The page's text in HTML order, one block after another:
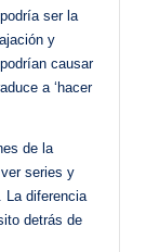
ser la
y
causar
a ‘hacer
de la
series y
La diferencia
detrás de